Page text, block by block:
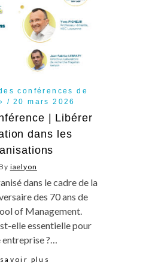
conférences de
20 mars 2026
| Libérer
dans les
iaelyon
dans le cadre de la
des 70 ans de
of Management.
elle essentielle pour
?…
plus